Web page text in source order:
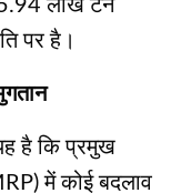
लाख टन
पर है।
है कि प्रमुख
में कोई बदलाव